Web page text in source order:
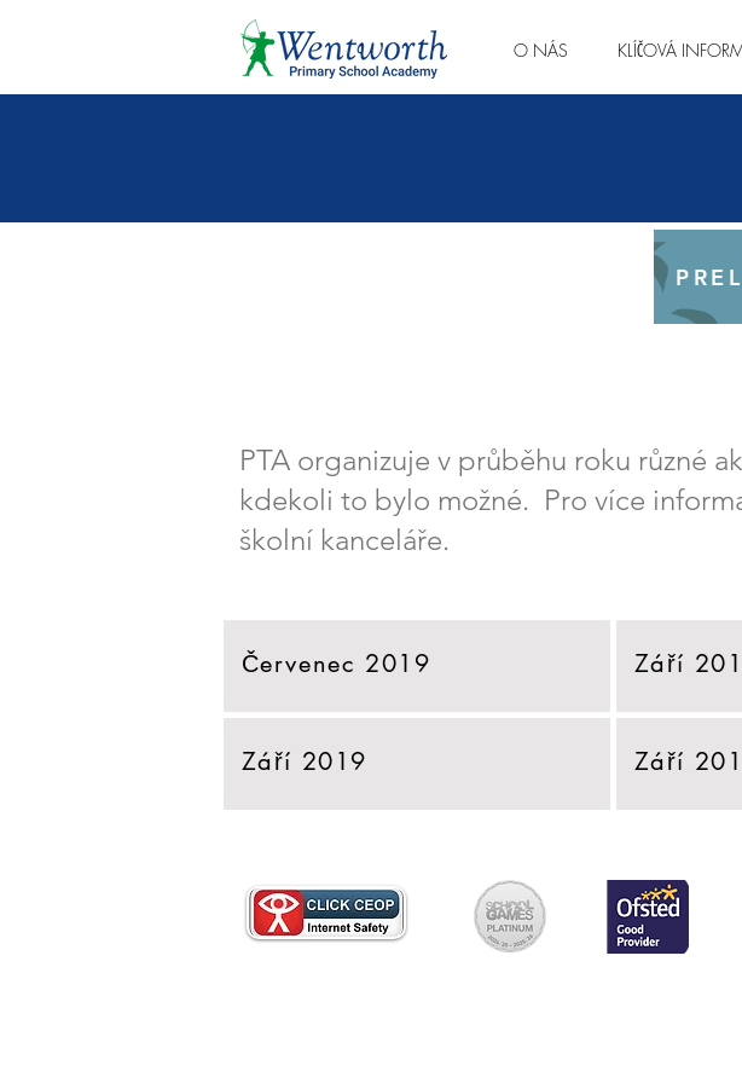
O NÁS KLÍČOVÁ
PTA organizuje v průběhu roku různé
kdekoli to bylo možné. Pro více
školní kanceláře.
Červenec 2019
Září 2019
Září
Září